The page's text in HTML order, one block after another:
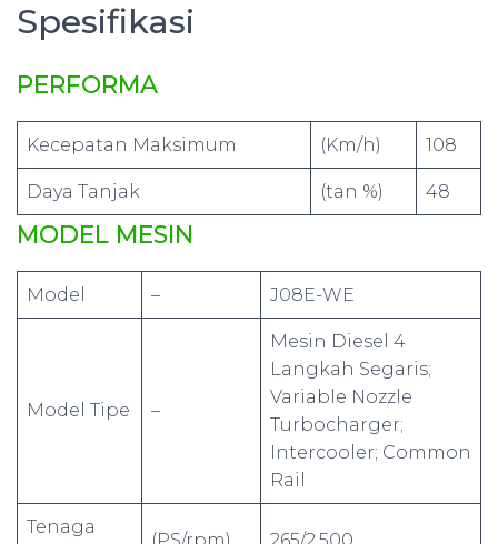
Spesifikasi
PERFORMA
Kecepatan Maksimum (Km/h) 108
Daya Tanjak (tan %) 48
MODEL MESIN
Model – J08E-WE
Model Tipe –
Mesin Diesel 4
Langkah Segaris;
Variable Nozzle
Turbocharger;
Intercooler; Common
Rail
Tenaga